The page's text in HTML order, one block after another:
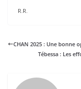
R.R.
CHAN 2025 : Une bonne
Tébessa : Les